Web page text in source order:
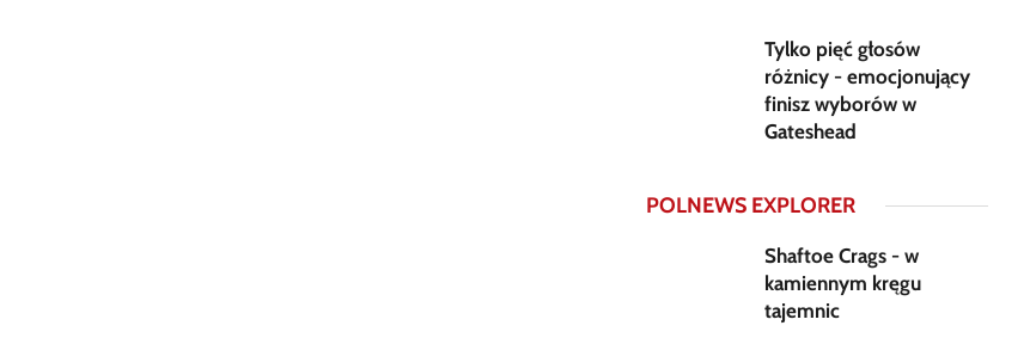
Tylko pięć głosów
różnicy - emocjonujący
finisz wyborów w
Gateshead
POLNEWS EXPLORER
Shaftoe Crags - w
kamiennym kręgu
tajemnic